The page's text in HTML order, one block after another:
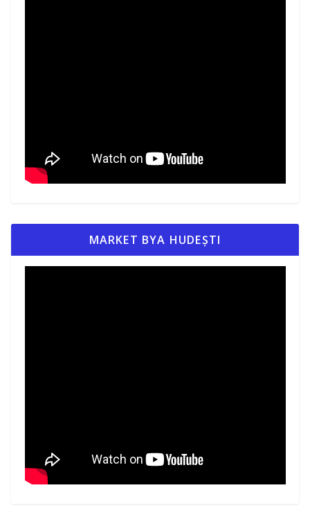
MARKET BYA HUDEȘTI